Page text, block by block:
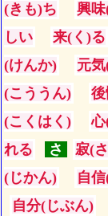
(きも)ち
興
しい
来(く)る
(けんか)
元
(こううん)
(こくはく)
れる
さ 寂(
(じかん)
自
自分(じぶん)